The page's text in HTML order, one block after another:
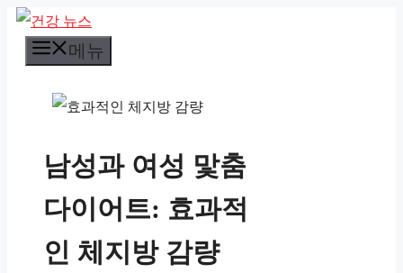
컨
메뉴
남성과 여성 맟춤
다이어트: 효과적
인 체지방 감량